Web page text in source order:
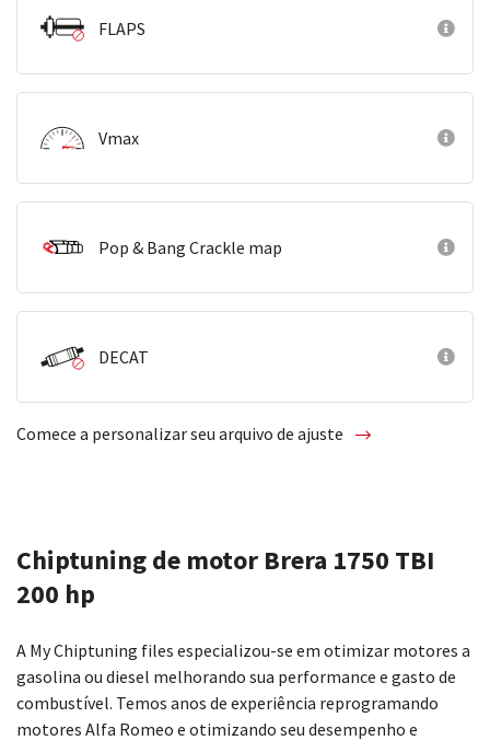
FLAPS
Vmax
Pop & Bang Crackle map
DECAT
Comece a personalizar seu arquivo de ajuste
Chiptuning de motor Brera 1750 TBI
200 hp
A My Chiptuning files especializou-se em otimizar motores a
gasolina ou diesel melhorando sua performance e gasto de
combustível. Temos anos de experiência reprogramando
motores Alfa Romeo e otimizando seu desempenho e